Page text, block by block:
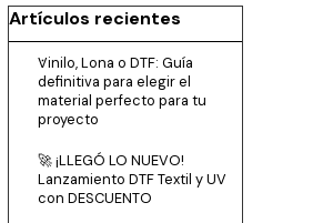
Saltar el bloque Artículos recientes
Artículos recientes
Vinilo, Lona o DTF: Guía
definitiva para elegir el
material perfecto para tu
proyecto
🚀 ¡LLEGÓ LO NUEVO!
Lanzamiento DTF Textil y UV
con DESCUENTO